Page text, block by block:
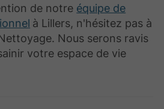
de notre équipe de
à Lillers, n'hésitez pas à
Nous serons ravis
votre espace de vie